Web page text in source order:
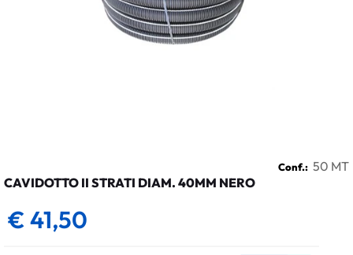
Conf.: 50 MT
CAVIDOTTO II STRATI DIAM. 40MM NERO
€ 41,50